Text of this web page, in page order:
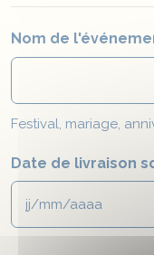
Nom de
Festival, mariage,
Date de livraison